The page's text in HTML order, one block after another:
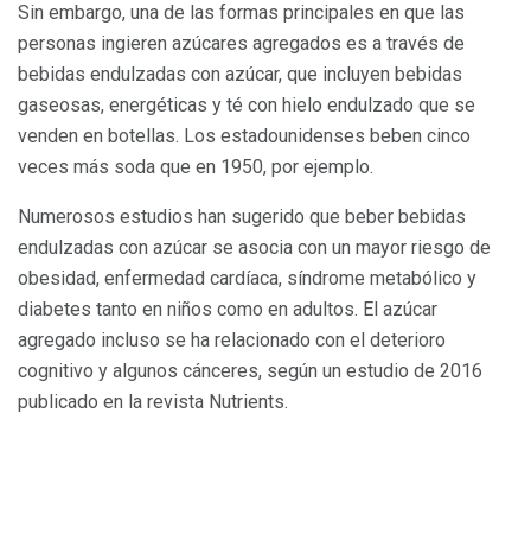
Sin embargo, una de las formas principales en que las
personas ingieren azúcares agregados es a través de
bebidas endulzadas con azúcar, que incluyen bebidas
gaseosas, energéticas y té con hielo endulzado que se
venden en botellas. Los estadounidenses beben cinco
veces más soda que en 1950, por ejemplo.
Numerosos estudios han sugerido que beber bebidas
endulzadas con azúcar se asocia con un mayor riesgo de
obesidad, enfermedad cardíaca, síndrome metabólico y
diabetes tanto en niños como en adultos. El azúcar
agregado incluso se ha relacionado con el deterioro
cognitivo y algunos cánceres, según un estudio de 2016
publicado en la revista Nutrients.